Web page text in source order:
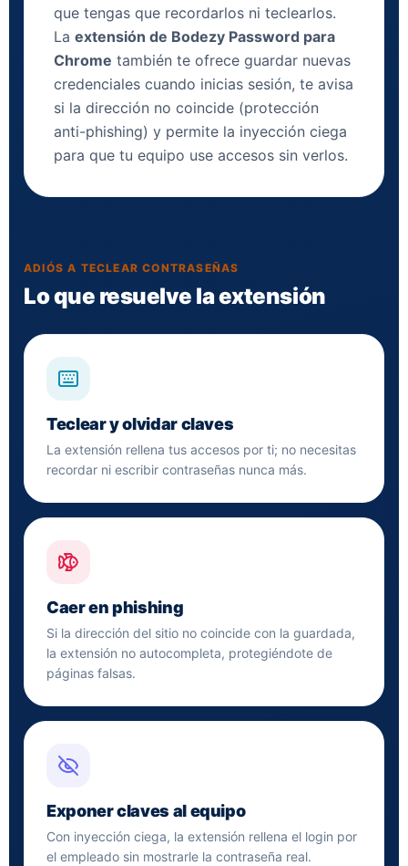
que tengas que recordarlos ni teclearlos.
La extensión de Bodezy Password para
Chrome también te ofrece guardar nuevas
credenciales cuando inicias sesión, te avisa
si la dirección no coincide (protección
anti-phishing) y permite la inyección ciega
para que tu equipo use accesos sin verlos.
ADIÓS A TECLEAR CONTRASEÑAS
Lo que resuelve la extensión
Teclear y olvidar claves
La extensión rellena tus accesos por ti; no necesitas
recordar ni escribir contraseñas nunca más.
Caer en phishing
Si la dirección del sitio no coincide con la guardada,
la extensión no autocompleta, protegiéndote de
páginas falsas.
Exponer claves al equipo
Con inyección ciega, la extensión rellena el login por
el empleado sin mostrarle la contraseña real.